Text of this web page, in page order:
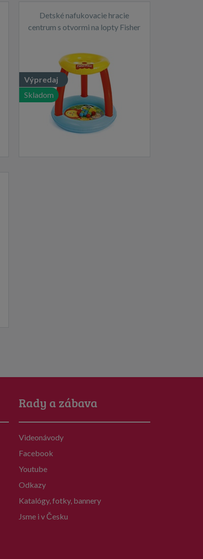
Detské nafukovacie hracie
centrum s otvormi na lopty Fisher
Výpredaj
Skladom
Rady a zábava
Videonávody
Facebook
Youtube
Odkazy
Katalógy, fotky, bannery
Jsme i v Česku